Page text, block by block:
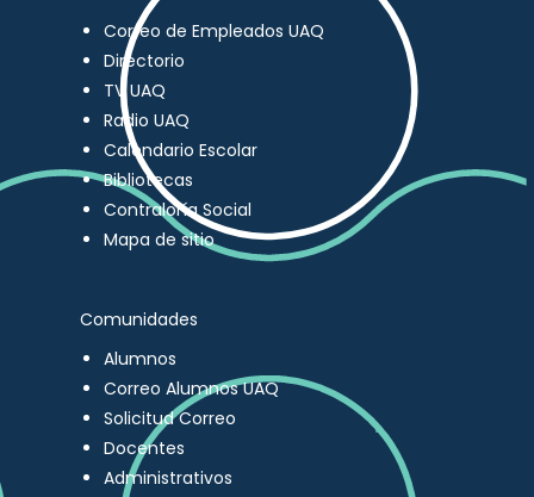
Correo de Empleados UAQ
Directorio
TV UAQ
Radio UAQ
Calendario Escolar
Bibliotecas
Contraloría Social
Mapa de sitio
Comunidades
Alumnos
Correo Alumnos UAQ
Solicitud Correo
Docentes
Administrativos